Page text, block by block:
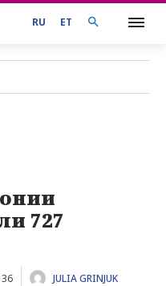
RU ET
727
36 JULIA GRINJUK